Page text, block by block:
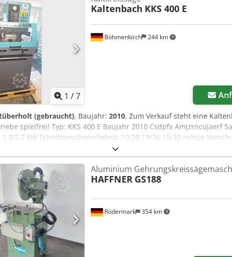
1 /7
Böhmenkirch 244 km
Kaltenbach KKS 400 E
(gebraucht), Baujahr: 2010, Zum Verkauf steht eine
spielfrei! Typ: KKS 400 E Baujahr 2010 Csdpfx Amjzrncujaerf
2,7 kW Schnittgeschwindigkeit: 10/20 13/26 15/30 m/min
1.550 mm/min Arbeitsbereich max.: 130 mm Arbeitsbereich
Flachmaterial: 305 x 20 mm Arbeitsbereich Rundmaterial: 130
0° - 90° - 0° Masse LxBxH: 1.080 x 900 x 1.760 mm
in 89558 Boehmenkirch Versand auf Anfrage moeglich Stapler
Rödermark 354 km
Aluminium
HAFFNER GS188